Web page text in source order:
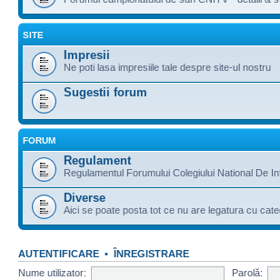
SITE
Impresii
Ne poti lasa impresiile tale despre site-ul nostru
Sugestii forum
FORUM
Regulament
Regulamentul Forumului Colegiului National De
Diverse
Aici se poate posta tot ce nu are legatura cu
AUTENTIFICARE • ÎNREGISTRARE
Nume utilizator:
Parolă: